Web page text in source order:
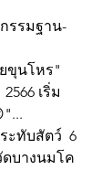
รรมฐาน-
ขุนโหร"
เริ่ม
ะทับสัตว์  6
บางนมโค